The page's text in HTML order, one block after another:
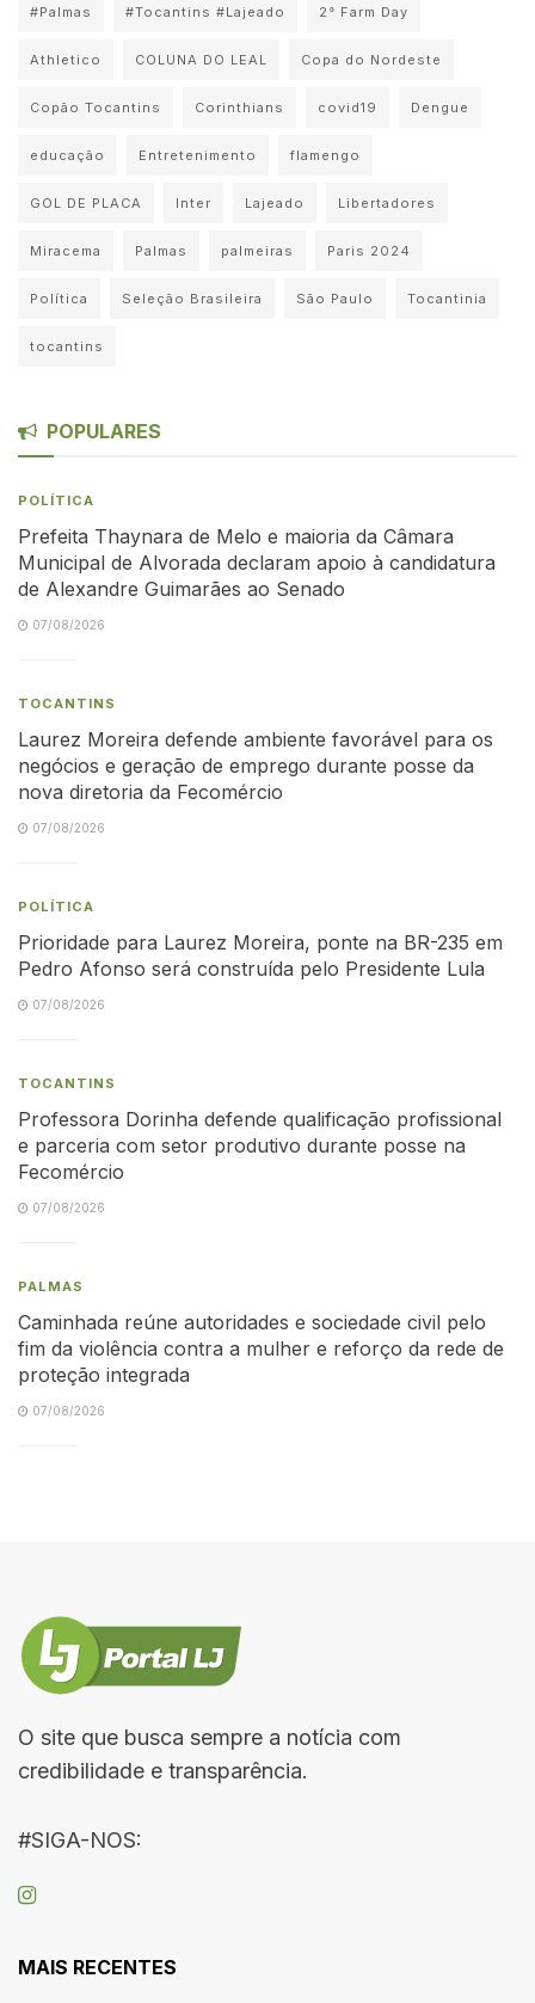
#Palmas #Tocantins #Lajeado 2° Farm Day
Athletico COLUNA DO LEAL Copa do Nordeste
Copão Tocantins Corinthians covid19 Dengue
educação Entretenimento flamengo
GOL DE PLACA Inter Lajeado Libertadores
Miracema Palmas palmeiras Paris 2024
Política Seleção Brasileira São Paulo Tocantinia
tocantins
POPULARES
POLÍTICA
Prefeita Thaynara de Melo e maioria da Câmara
Municipal de Alvorada declaram apoio à candidatura
de Alexandre Guimarães ao Senado
07/08/2026
TOCANTINS
Laurez Moreira defende ambiente favorável para os
negócios e geração de emprego durante posse da
nova diretoria da Fecomércio
07/08/2026
POLÍTICA
Prioridade para Laurez Moreira, ponte na BR-235 em
Pedro Afonso será construída pelo Presidente Lula
07/08/2026
TOCANTINS
Professora Dorinha defende qualificação profissional
e parceria com setor produtivo durante posse na
Fecomércio
07/08/2026
PALMAS
Caminhada reúne autoridades e sociedade civil pelo
fim da violência contra a mulher e reforço da rede de
proteção integrada
07/08/2026
O site que busca sempre a notícia com
credibilidade e transparência.
#SIGA-NOS:
MAIS RECENTES